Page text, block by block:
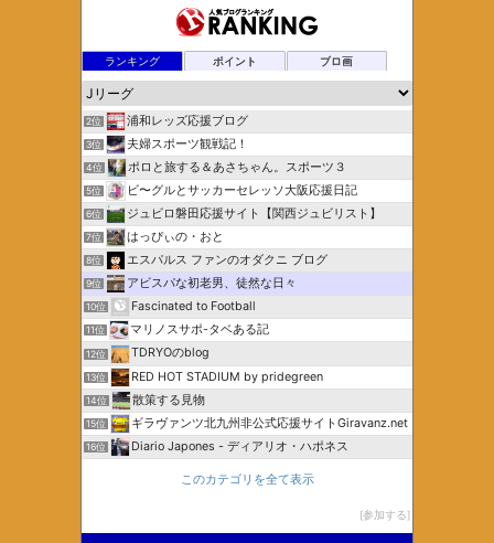
ランキング ポイント ブロ画
2位 浦和レッズ応援ブログ
3位 夫婦スポーツ観戦記！
4位 ポロと旅する＆あさちゃん。スポーツ３
5位 ビ〜グルとサッカーセレッソ大阪応援日記
6位 ジュビロ磐田応援サイト【関西ジュビリスト】
7位 はっぴぃの・おと
8位 エスパルス ファンのオダクニ ブログ
9位 アビスパな初老男、徒然な日々
10位 Fascinated to Football
11位 マリノスサポ-タベある記
12位 TDRYOのblog
13位 RED HOT STADIUM by pridegreen
14位 散策する見物
15位 ギラヴァンツ北九州非公式応援サイトGiravanz.net
16位 Diario Japones - ディアリオ・ハポネス
このカテゴリを全て表示
参加する